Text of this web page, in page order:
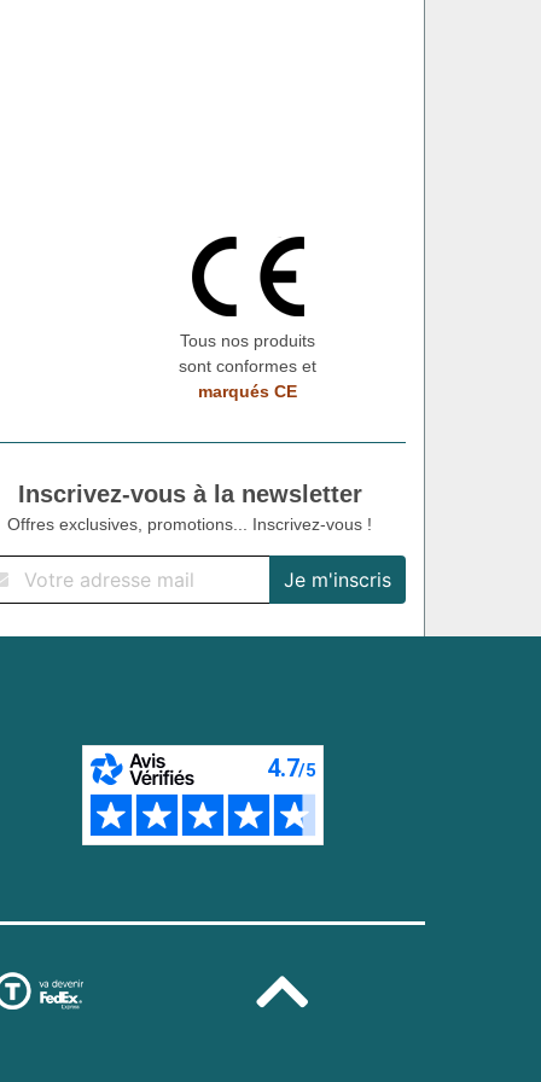
Tous nos produits
sont conformes et
marqués CE
Inscrivez-vous à la newsletter
Offres exclusives, promotions... Inscrivez-vous !